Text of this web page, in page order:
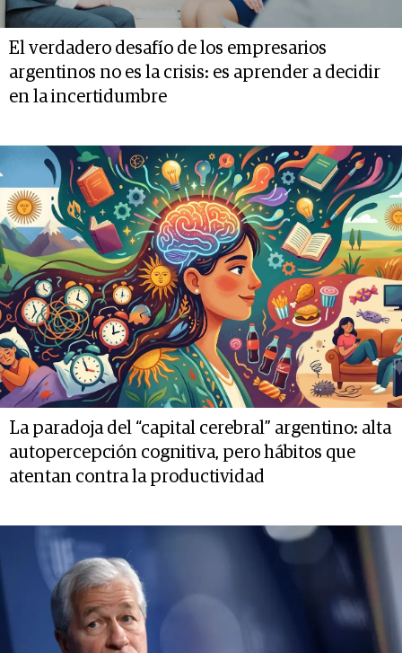
El verdadero desafío de los empresarios
argentinos no es la crisis: es aprender a decidir
en la incertidumbre
La paradoja del “capital cerebral” argentino: alta
autopercepción cognitiva, pero hábitos que
atentan contra la productividad